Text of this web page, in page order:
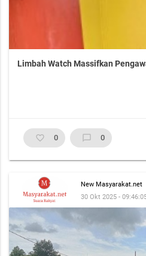
Limbah Watch Massifkan
favorite_border 0 chat_bubble_outline 0
New Masyarakat.net
30 Okt 2025 -